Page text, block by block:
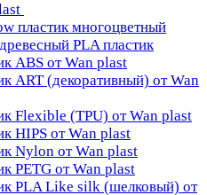
пластик многоцветный
PLA пластик
ABS от Wan plast
ART (декоративный) от Wan
Flexible (TPU) от Wan plast
HIPS от Wan plast
Nylon от Wan plast
PETG от Wan plast
PLA Like silk (шелковый) от